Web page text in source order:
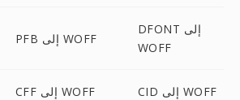
PFB إلى WOFF
DFONT إلى
WOFF
CFF إلى WOFF CID إلى WOFF